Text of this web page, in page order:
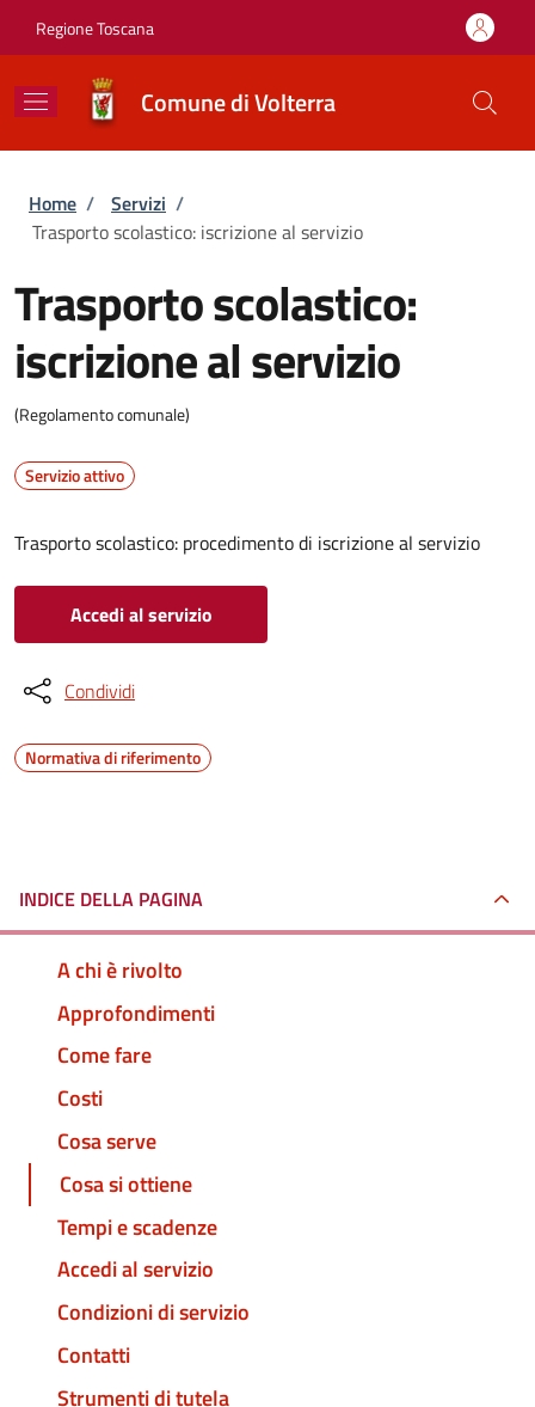
Regione Toscana
Comune di Volterra
Briciole di pane
Home / Servizi /
Trasporto scolastico: iscrizione al servizio
Trasporto scolastico:
iscrizione al servizio
(Regolamento comunale)
Servizio attivo
Trasporto scolastico: procedimento di iscrizione al servizio
Accedi al servizio
Condividi
Normativa di riferimento
INDICE DELLA PAGINA
A chi è rivolto
Approfondimenti
Come fare
Costi
Cosa serve
Cosa si ottiene
Tempi e scadenze
Accedi al servizio
Condizioni di servizio
Contatti
Strumenti di tutela